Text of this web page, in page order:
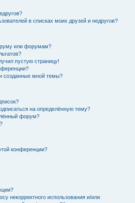
в списках моих друзей и недругов?
или форумам?
пустую страницу!
созданные мной темы?
на определённую тему?
форум?
конференции?
некорректного использования и/или